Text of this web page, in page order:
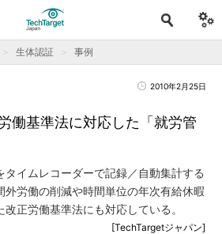
生体認証 事例
2010年2月25日
働基準法に対応した「就労管
タイムレコーダーで記録／自動集計する
外労働の削減や時間単位の年次有給休暇
正労働基準法にも対応している。
[TechTargetジャパン]